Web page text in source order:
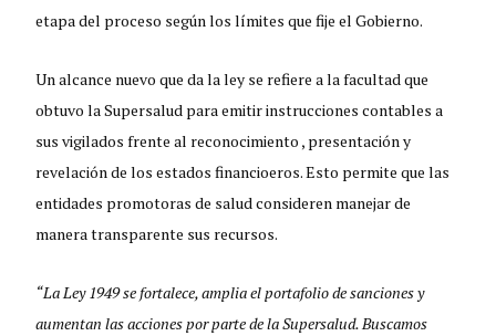
etapa del proceso según los límites que fije el Gobierno.
Un alcance nuevo que da la ley se refiere a la facultad que
obtuvo la Supersalud para emitir instrucciones contables a
sus vigilados frente al reconocimiento , presentación y
revelación de los estados financioeros. Esto permite que las
entidades promotoras de salud consideren manejar de
manera transparente sus recursos.
“La Ley 1949 se fortalece, amplia el portafolio de sanciones y
aumentan las acciones por parte de la Supersalud. Buscamos